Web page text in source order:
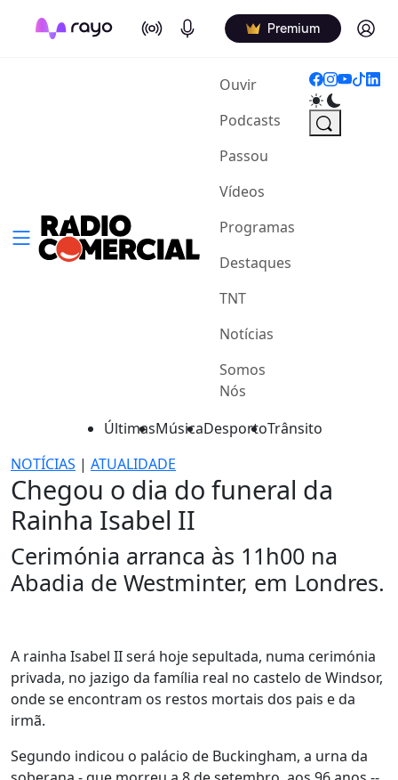
On Air Podcasts Premium Log in
Ouvir(current)
Podcasts
Passou
Vídeos
Programas
Destaques
TNT
Notícias
Somos
Nós
ÚltimasMúsicaDesportoTrânsito
NOTÍCIAS | ATUALIDADE
Chegou o dia do funeral da
Rainha Isabel II
Cerimónia arranca às 11h00 na
Abadia de Westminter, em Londres.
A rainha Isabel II será hoje sepultada, numa cerimónia
privada, no jazigo da família real no castelo de Windsor,
onde se encontram os restos mortais dos pais e da
irmã.
Segundo indicou o palácio de Buckingham, a urna da